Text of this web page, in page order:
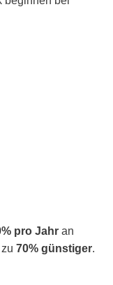
pro Jahr an
70% günstiger.